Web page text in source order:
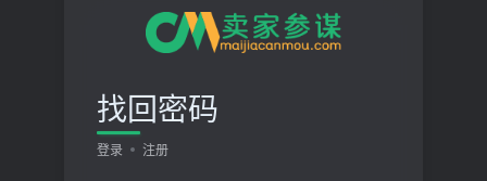
找回密码
登录 注册